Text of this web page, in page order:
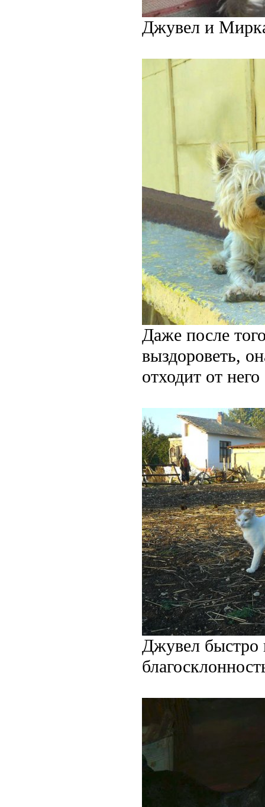
Джувел и Мирка
Даже после
выздороветь,
отходит от него
Джувел быстро